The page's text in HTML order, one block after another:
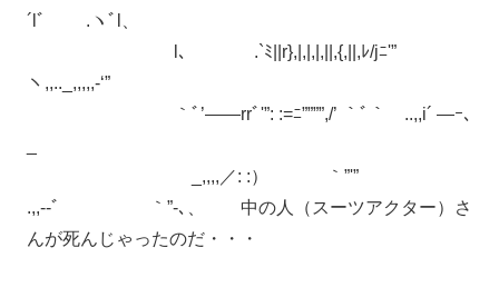
´lﾞ .ヽﾞl、
l、 .`ﾐ||r},|,|,|,||,{,||,ﾚ/jﾆ'”
ヽ,,.._,,,,,-‘”
｀ﾞ’―—rrﾞ'”: :=ﾆ””””,/’ ｀ﾞ｀ ..,,i´ ―ｰ､
_,,,,／: :） ｀”'”
.,,-‐ﾞ ｀”-､、 中の人（スーツアクター）さ
んが死んじゃったのだ・・・